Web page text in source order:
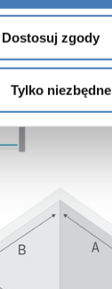
Dostosuj zgody
Tylko niezbędne